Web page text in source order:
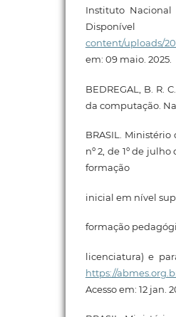
Instituto Nacional
content/uploads/
em: 09 maio. 2025.
BEDREGAL, B. R.
da computação.
BRASIL.
nº 2, de 1º de
formação
inicial em nível
formação
licenciatura) e
https://
Acesso em: 12 jan.